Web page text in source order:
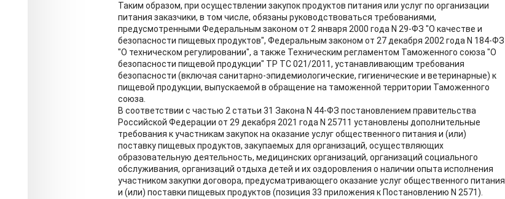
Таким образом, при осуществлении закупок продуктов питания или услуг по организации
питания заказчики, в том числе, обязаны руководствоваться требованиями,
предусмотренными Федеральным законом от 2 января 2000 года N 29-ФЗ "О качестве и
безопасности пищевых продуктов", Федеральным законом от 27 декабря 2002 года N 184-ФЗ
"О техническом регулировании", а также Техническим регламентом Таможенного союза "О
безопасности пищевой продукции" ТР ТС 021/2011, устанавливающим требования
безопасности (включая санитарно-эпидемиологические, гигиенические и ветеринарные) к
пищевой продукции, выпускаемой в обращение на таможенной территории Таможенного
союза.
В соответствии с частью 2 статьи 31 Закона N 44-ФЗ постановлением правительства
Российской Федерации от 29 декабря 2021 года N 25711 установлены дополнительные
требования к участникам закупок на оказание услуг общественного питания и (или)
поставку пищевых продуктов, закупаемых для организаций, осуществляющих
образовательную деятельность, медицинских организаций, организаций социального
обслуживания, организаций отдыха детей и их оздоровления о наличии опыта исполнения
участником закупки договора, предусматривающего оказание услуг общественного питания
и (или) поставки пищевых продуктов (позиция 33 приложения к Постановлению N 2571).